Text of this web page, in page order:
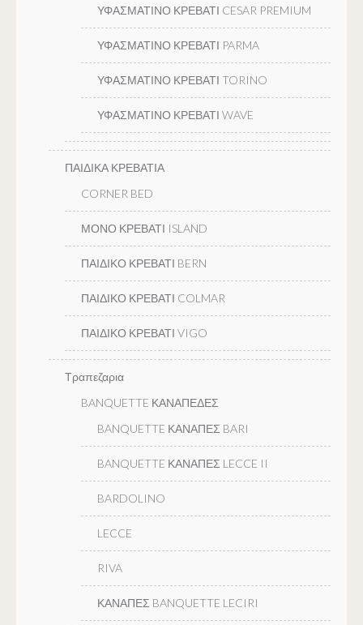
ΥΦΑΣΜΑΤΙΝΟ ΚΡΕΒΑΤΙ CESAR PREMIUM
ΥΦΑΣΜΑΤΙΝΟ ΚΡΕΒΑΤΙ PARMA
ΥΦΑΣΜΑΤΙΝΟ ΚΡΕΒΑΤΙ TORINO
ΥΦΑΣΜΑΤΙΝΟ ΚΡΕΒΑΤΙ WAVE
ΠΑΙΔΙΚΑ ΚΡΕΒΑΤΙΑ
CORNER BED
ΜΟΝΟ ΚΡΕΒΑΤΙ ISLAND
ΠΑΙΔΙΚΟ ΚΡΕΒΑΤΙ BERN
ΠΑΙΔΙΚΟ ΚΡΕΒΑΤΙ COLMAR
ΠΑΙΔΙΚΟ ΚΡΕΒΑΤΙ VIGO
Τραπεζαρια
BANQUETTE ΚΑΝΑΠΕΔΕΣ
BANQUETTE ΚΑΝΑΠΕΣ BARI
BANQUETTE ΚΑΝΑΠΕΣ LECCE II
BARDOLINO
LECCE
RIVA
ΚΑΝΑΠΕΣ BANQUETTE LECIRI